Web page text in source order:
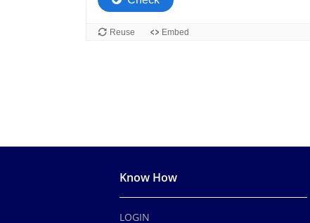
Know How
LOGIN